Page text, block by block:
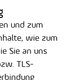
und zum
wie zum
Sie an uns
TLS-